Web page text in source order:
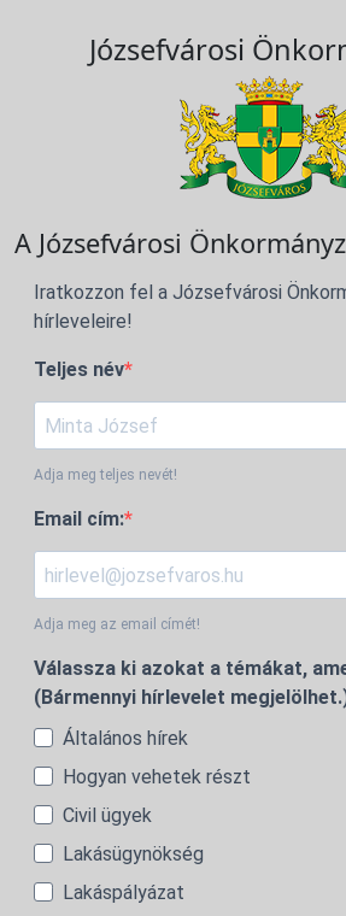
Józsefvárosi
A Józsefvárosi
Iratkozzon fel a Józsefvárosi
hírleveleire!
Teljes név
Adja meg teljes nevét!
Email cím:
Adja meg az email címét!
Válassza ki azokat a témákat,
(Bármennyi hírlevelet
Általános hírek
Hogyan vehetek részt
Civil ügyek
Lakásügynökség
Lakáspályázat